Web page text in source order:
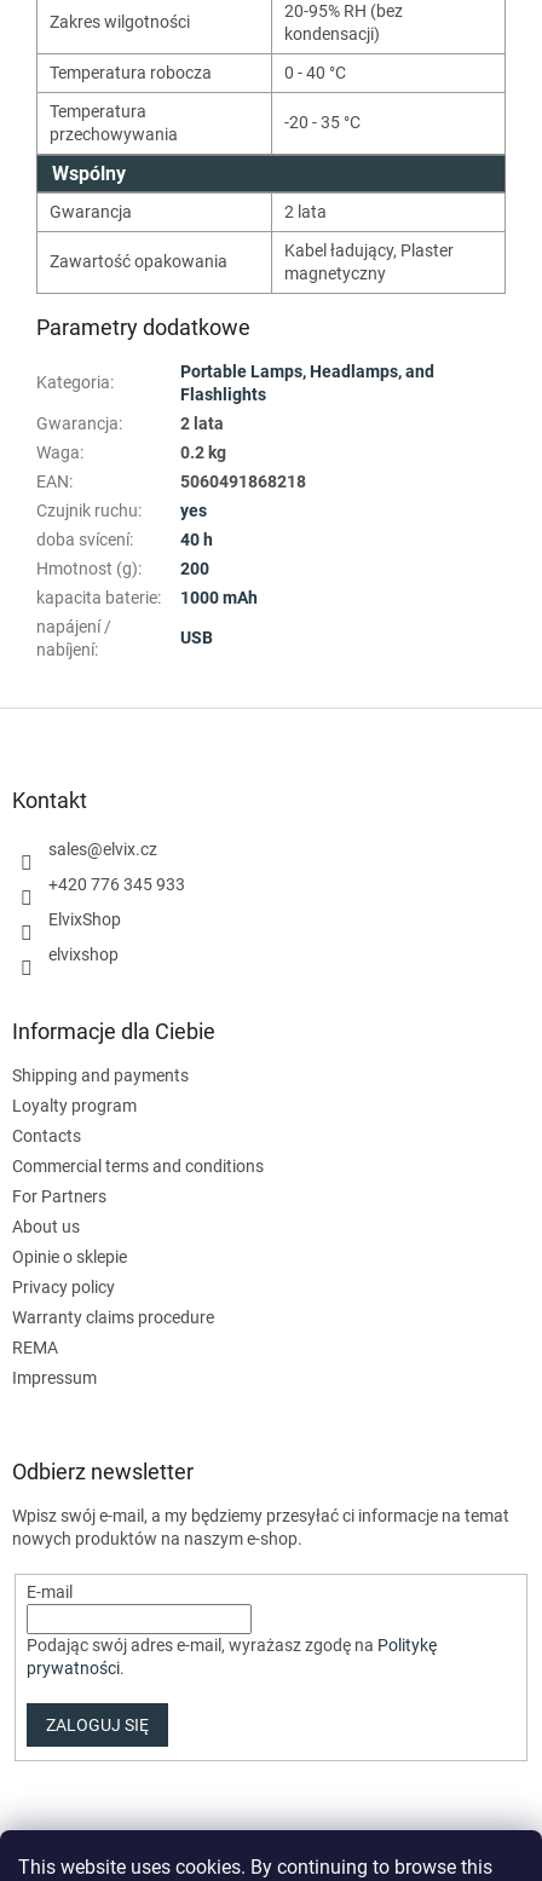
This website uses cookies. By continuing to browse this
Zakres wilgotności
20-95% RH (bez
kondensacji)
Temperatura robocza
0 - 40 °C
Temperatura
przechowywania
-20 - 35 °C
Wspólny
Gwarancja 2 lata
Zawartość opakowania
Kabel ładujący, Plaster
magnetyczny
Parametry dodatkowe
Kategoria:
Portable Lamps, Headlamps, and
Flashlights
Gwarancja:
2 lata
Waga:
0.2 kg
EAN:
5060491868218
Czujnik ruchu:
yes
doba svícení:
40 h
Hmotnost (g):
200
kapacita baterie:
1000 mAh
napájení /
nabíjení:
USB
Kontakt
sales@elvix.cz
+420 776 345 933
ElvixShop
elvixshop
Informacje dla Ciebie
Shipping and payments
Loyalty program
Contacts
Commercial terms and conditions
For Partners
About us
Opinie o sklepie
Privacy policy
Warranty claims procedure
REMA
Impressum
Odbierz newsletter
Wpisz swój e-mail, a my będziemy przesyłać ci informacje na temat
nowych produktów na naszym e-shop.
E-mail
Podając swój adres e-mail, wyrażasz zgodę na Politykę
prywatności.
ZALOGUJ SIĘ